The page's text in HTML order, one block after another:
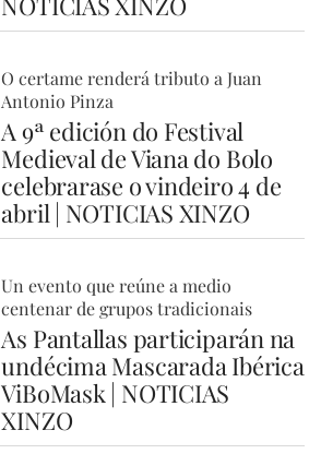
O certame renderá tributo a Juan
Antonio Pinza
A 9ª edición do Festival
Medieval de Viana do Bolo
celebrarase o vindeiro 4 de
abril | NOTICIAS XINZO
Un evento que reúne a medio
centenar de grupos tradicionais
As Pantallas participarán na
undécima Mascarada Ibérica
ViBoMask | NOTICIAS
XINZO